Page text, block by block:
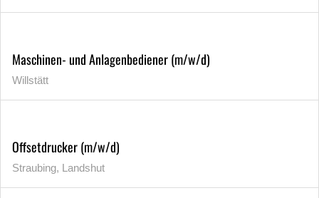
Maschinen- und Anlagenbediener (m/w/d)
Willstätt
Offsetdrucker (m/w/d)
Straubing, Landshut